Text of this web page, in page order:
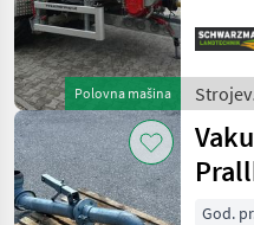
Polovna mašina
šarke, žuta boja spremnika -
Č
za
/God.